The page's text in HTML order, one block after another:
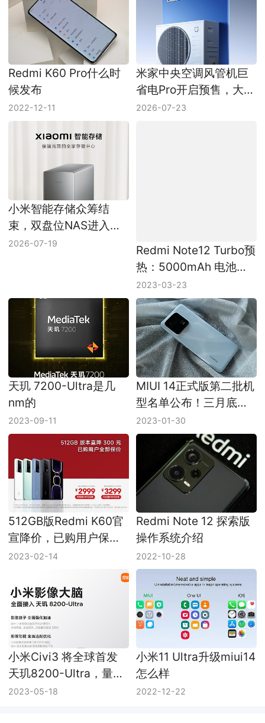
Redmi K60 Pro什么时
候发布
2022-12-11
米家中央空调风管机巨
省电Pro开启预售，大3
匹和大4匹怎么选
2026-07-23
小米智能存储众筹结
束，双盘位NAS进入发
货阶段
2026-07-19 2023-03-23
天玑 7200-Ultra是几
nm的
2023-09-11
MIUI 14正式版第二批机
型名单公布！三月底可
陆续升级
2023-01-30
512GB版Redmi K60官
宣降价，已购用户保价
服务已上线
2023-02-14
Redmi Note 12 探索版
操作系统介绍
2022-10-28
小米Civi3 将全球首发
天玑8200-Ultra，量身
打造的影像特长芯片
2023-05-18
小米11 Ultra升级miui14
怎么样
2022-12-22